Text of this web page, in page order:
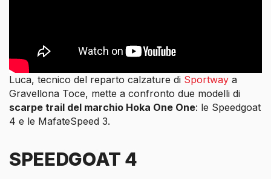
Luca, tecnico del reparto calzature di Sportway a
Gravellona Toce, mette a confronto due modelli di
scarpe trail del marchio Hoka One One: le Speedgoat
4 e le MafateSpeed 3.
SPEEDGOAT 4